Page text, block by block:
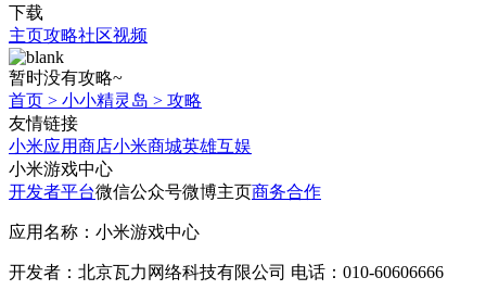
下载
主页攻略社区视频
暂时没有攻略~
首页 > 小小精灵岛 > 攻略
友情链接
小米应用商店小米商城英雄互娱
小米游戏中心
开发者平台微信公众号微博主页商务合作
应用名称：小米游戏中心
开发者：北京瓦力网络科技有限公司 电话：010-60606666